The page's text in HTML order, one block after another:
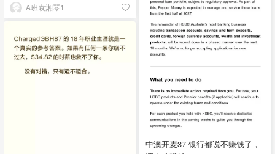
中澳开麦37-银行都说不赚钱了，
A班袁湘琴1